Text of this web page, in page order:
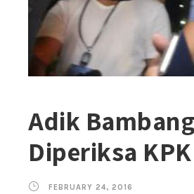
Adik
Diperiksa KPK
FEBRUARY 24, 2016